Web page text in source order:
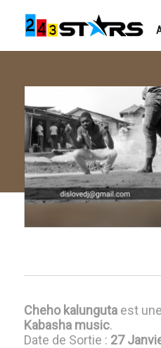
Cheho kalungutaest
Kabasha music.
Date de Sortie : 27